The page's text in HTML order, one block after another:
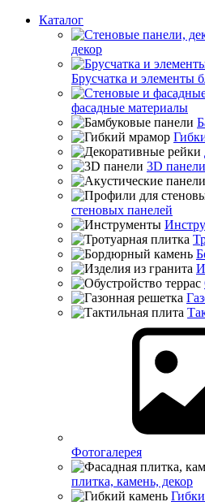
Каталог
декор
Брусчатка и элементы
фасадные материалы
3D панели
стеновых панелей
Фотогалерея
плитка, камень, декор